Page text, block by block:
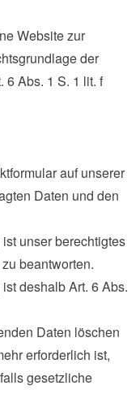
Website zur
der
6 Abs. 1 S. 1 lit. f
auf unserer
Daten und den
unser berechtigtes
beantworten.
deshalb Art. 6 Abs.
Daten löschen
erforderlich ist,
gesetzliche